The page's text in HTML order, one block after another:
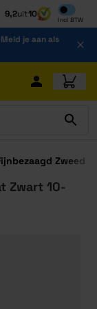
9,2uit10
Incl BTW
Inclusief
Meld je aan als
Zweeds
Zwart 10-